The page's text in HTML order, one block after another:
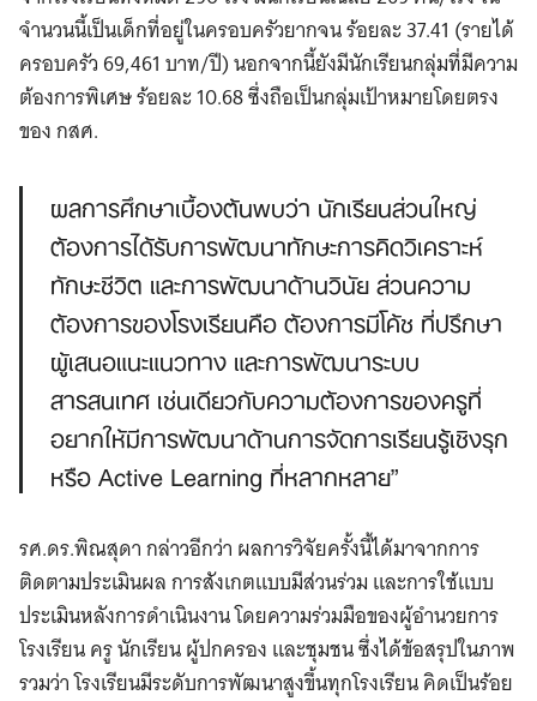
จำนวนนี้เป็นเด็กที่อยู่ในครอบครัวยากจน ร้อยละ 37.41 (รายได้
ครอบครัว 69,461 บาท/ปี) นอกจากนี้ยังมีนักเรียนกลุ่มที่มีความ
ต้องการพิเศษ ร้อยละ 10.68 ซึ่งถือเป็นกลุ่มเป้าหมายโดยตรง
ของ กสศ.
ผลการศึกษาเบื้องต้นพบว่า นักเรียนส่วนใหญ่
ต้องการได้รับการพัฒนาทักษะการคิดวิเคราะห์
ทักษะชีวิต และการพัฒนาด้านวินัย ส่วนความ
ต้องการของโรงเรียนคือ ต้องการมีโค้ช ที่ปรึกษา
ผู้เสนอแนะแนวทาง และการพัฒนาระบบ
สารสนเทศ เช่นเดียวกับความต้องการของครูที่
อยากให้มีการพัฒนาด้านการจัดการเรียนรู้เชิงรุก
หรือ Active Learning ที่หลากหลาย”
รศ.ดร.พิณสุดา กล่าวอีกว่า ผลการวิจัยครั้งนี้ได้มาจากการ
ติดตามประเมินผล การสังเกตแบบมีส่วนร่วม และการใช้แบบ
ประเมินหลังการดำเนินงาน โดยความร่วมมือของผู้อำนวยการ
โรงเรียน ครู นักเรียน ผู้ปกครอง และชุมชน ซึ่งได้ข้อสรุปในภาพ
รวมว่า โรงเรียนมีระดับการพัฒนาสูงขึ้นทุกโรงเรียน คิดเป็นร้อย